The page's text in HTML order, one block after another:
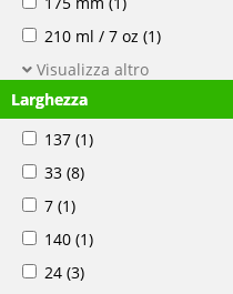
210 ml / 7 oz (1)
Visualizza altro
Larghezza
137 (1)
33 (8)
7 (1)
140 (1)
24 (3)